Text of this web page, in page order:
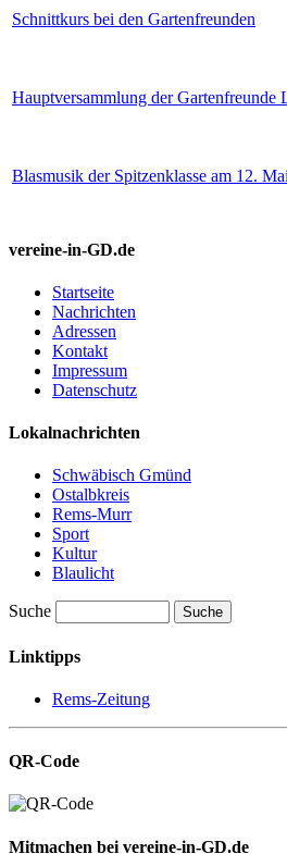
Schnittkurs bei den Gartenfreunden
Hauptversammlung der Gartenfreunde
Blasmusik der Spitzenklasse am 12.
vereine-in-GD.de
Startseite
Nachrichten
Adressen
Kontakt
Impressum
Datenschutz
Lokalnachrichten
Schwäbisch Gmünd
Ostalbkreis
Rems-Murr
Sport
Kultur
Blaulicht
Suche Suche
Linktipps
Rems-Zeitung
QR-Code
Mitmachen bei vereine-in-GD.de